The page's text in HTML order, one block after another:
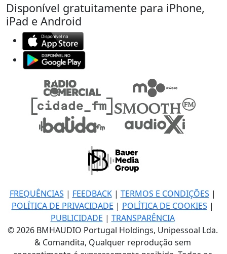
Disponível gratuitamente para iPhone,
iPad e Android
FREQUÊNCIAS | FEEDBACK| TERMOS E CONDIÇÕES |
POLÍTICA DE PRIVACIDADE | POLÍTICA DE COOKIES |
PUBLICIDADE | TRANSPARÊNCIA
© 2026 BMHAUDIO Portugal Holdings, Unipessoal Lda.
& Comandita, Qualquer reprodução sem